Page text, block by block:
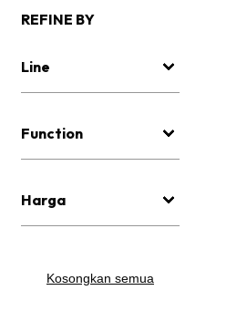
REFINE BY
Line
Function
Harga
Kosongkan semua